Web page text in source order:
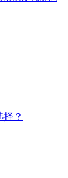
？